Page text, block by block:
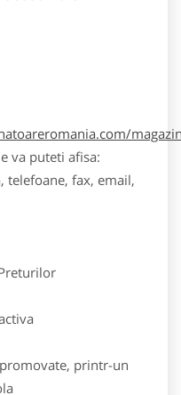
va puteti afisa:
telefoane, fax, email,
printr-un